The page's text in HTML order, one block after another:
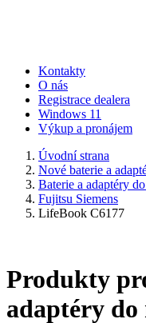
Kontakty
O nás
Registrace dealera
Windows 11
Výkup a pronájem
Úvodní strana
Nové baterie a
Baterie a adaptéry
Fujitsu Siemens
LifeBook C6177
Produkty
adaptéry